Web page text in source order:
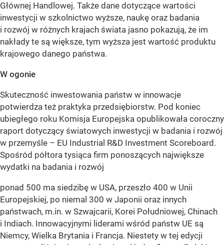
Głównej Handlowej. Także dane dotyczące wartości
inwestycji w szkolnictwo wyższe, naukę oraz badania
i rozwój w różnych krajach świata jasno pokazują, że im
nakłady te są większe, tym wyższa jest wartość produktu
krajowego danego państwa.
W ogonie
Skuteczność inwestowania państw w innowacje
potwierdza też praktyka przedsiębiorstw. Pod koniec
ubiegłego roku Komisja Europejska opublikowała coroczny
raport dotyczący światowych inwestycji w badania i rozwój
w przemyśle – EU Industrial R&D Investment Scoreboard.
Spośród półtora tysiąca firm ponoszących największe
wydatki na badania i rozwój
ponad 500 ma siedzibę w USA, przeszło 400 w Unii
Europejskiej, po niemal 300 w Japonii oraz innych
państwach, m.in. w Szwajcarii, Korei Południowej, Chinach
i Indiach. Innowacyjnymi liderami wśród państw UE są
Niemcy, Wielka Brytania i Francja. Niestety w tej edycji